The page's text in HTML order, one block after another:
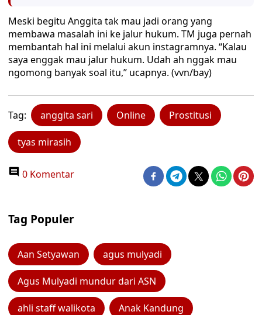
Meski begitu Anggita tak mau jadi orang yang
membawa masalah ini ke jalur hukum. TM juga pernah
membantah hal ini melalui akun instagramnya. “Kalau
saya enggak mau jalur hukum. Udah ah nggak mau
ngomong banyak soal itu,” ucapnya. (vvn/bay)
Tag: anggita sari Online Prostitusi
tyas mirasih
0 Komentar
Tag Populer
Aan Setyawan agus mulyadi
Agus Mulyadi mundur dari ASN
ahli staff walikota Anak Kandung